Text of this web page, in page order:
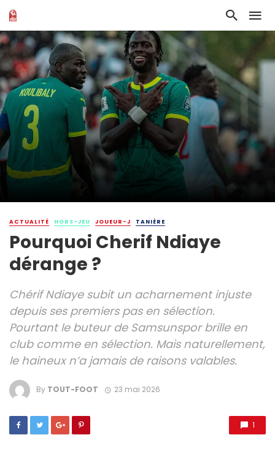
ACTUALITÉ HORS-JEU JOUEUR-J TANIÈRE
Pourquoi Cherif Ndiaye
dérange ?
Chérif Ndiaye subit un acharnement injuste
depuis ses premiers pas en sélection.
Pourtant le buteur de Samsunspor brille en
club comme en sélection. Mais naturellement,
le haineux n’a jamais de raisons valables.
By TOUT-FOOT 23 mai 2026
1